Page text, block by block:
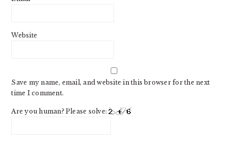
Website
Save my name, email, and website in this browser for the next
time I comment.
Are you human? Please solve: